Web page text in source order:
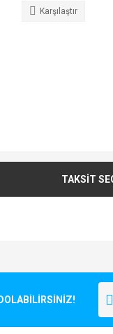
Karşılaştır
TAKSİT